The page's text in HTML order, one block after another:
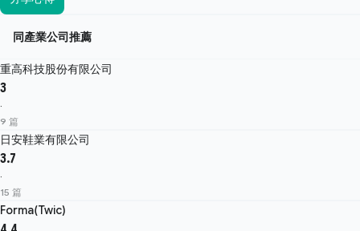
同產業公司推薦
重高科技股份有限公司
3
·
9 篇
日安鞋業有限公司
3.7
·
15 篇
Forma(Twic)